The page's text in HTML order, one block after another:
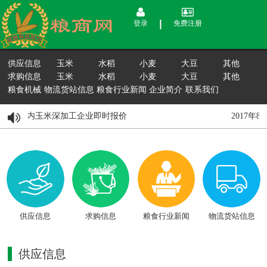
登录 免费注册
供应信息 玉米 水稻 小麦 大豆
其他
求购信息
玉米 水稻 小麦 大豆
其他
粮食机械 物流货站信息 粮食行业新闻 企业简介 联系我们
日国内玉米深加工企业即时报价 2017年8
供应信息 求购信息 粮食行业新闻 物流货站信息
供应信息